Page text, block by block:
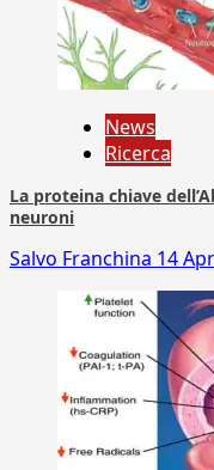
News
Ricerca
La proteina chiave
neuroni
Salvo Franchina 14